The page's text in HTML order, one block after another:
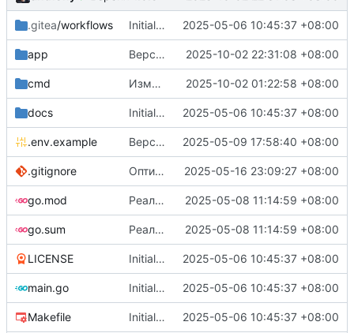
.gitea/workflows Initial commit 2025-05-06 10:45:37 +08:00
app Версия 1.0.5 2025-10-02 22:31:08 +08:00
cmd Изменены ссылки на сайт 2025-10-02 01:22:58 +08:00
docs Initial commit 2025-05-06 10:45:37 +08:00
.env.example Версия 1.0.0 2025-05-09 17:58:40 +08:00
.gitignore Оптимизация проверки каналов ( #5)
2025-05-16 23:09:27 +08:00
go.mod Реализовано кеширование проверенных плейлистов, при включенном кеше -r теперь не учитывает только некешированные из ini-файла 2025-05-08 11:14:59 +08:00
go.sum Реализовано кеширование проверенных плейлистов, при включенном кеше -r теперь не учитывает только некешированные из ini-файла 2025-05-08 11:14:59 +08:00
LICENSE Initial commit 2025-05-06 10:45:37 +08:00
main.go Initial commit 2025-05-06 10:45:37 +08:00
Makefile Initial commit 2025-05-06 10:45:37 +08:00